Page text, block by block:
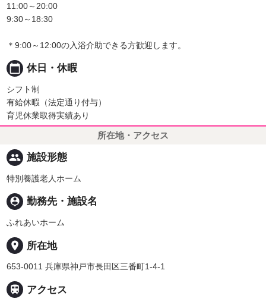
11:00～20:00
9:30～18:30
＊9:00～12:00の入浴介助できる方歓迎します。
calendar_today 休日・休暇
シフト制
有給休暇（法定通り付与）
育児休業取得実績あり
所在地・アクセス
people 施設形態
特別養護老人ホーム
person_pin 勤務先・施設名
ふれあいホーム
place 所在地
653-0011 兵庫県神戸市長田区三番町1-4-1
 アクセス